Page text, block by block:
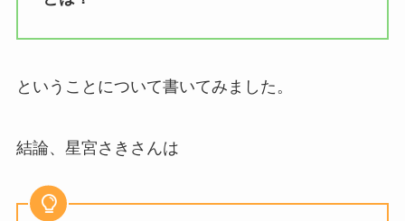
ということについて書いてみました。
結論、星宮さきさんは